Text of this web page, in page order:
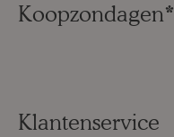
Koopzondagen*
Klantenservice